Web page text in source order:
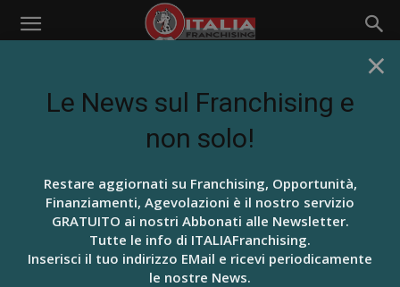
Focus Title fees pay
In offerta!
×
Le News sul Franchising e
non solo!
Restare aggiornati su Franchising, Opportunità,
Finanziamenti, Agevolazioni è il nostro servizio
GRATUITO ai nostri Abbonati alle Newsletter.
Tutte le info di ITALIAFranchising.
Inserisci il tuo indirizzo EMail e ricevi periodicamente
le nostre News.